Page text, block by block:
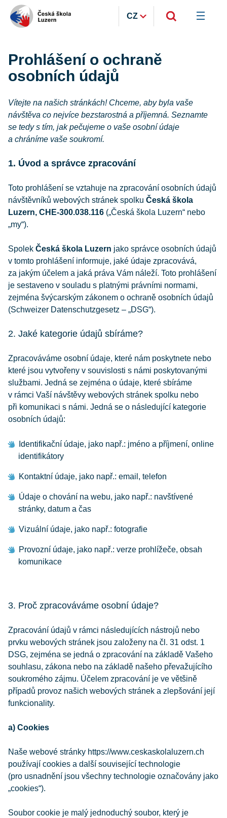
CZ
Prohlášení o ochraně
osobních údajů
Vítejte na našich stránkách! Chceme, aby byla vaše
návštěva co nejvíce bezstarostná a příjemná. Seznamte
se tedy s tím, jak pečujeme o vaše osobní údaje
a chráníme vaše soukromí.
1. Úvod a správce zpracování
Toto prohlášení se vztahuje na zpracování osobních údajů
návštěvníků webových stránek spolku Česká škola
Luzern, CHE-300.038.116 („Česká škola Luzern“ nebo
„my“).
Spolek Česká škola Luzern jako správce osobních údajů
v tomto prohlášení informuje, jaké údaje zpracovává,
za jakým účelem a jaká práva Vám náleží. Toto prohlášení
je sestaveno v souladu s platnými právními normami,
zejména švýcarským zákonem o ochraně osobních údajů
(Schweizer Datenschutzgesetz – „DSG“).
2. Jaké kategorie údajů sbíráme?
Zpracováváme osobní údaje, které nám poskytnete nebo
které jsou vytvořeny v souvislosti s námi poskytovanými
službami. Jedná se zejména o údaje, které sbíráme
v rámci Vaší návštěvy webových stránek spolku nebo
při komunikaci s námi. Jedná se o následující kategorie
osobních údajů:
Identifikační údaje, jako např.: jméno a příjmení, online
identifikátory
Kontaktní údaje, jako např.: email, telefon
Údaje o chování na webu, jako např.: navštívené
stránky, datum a čas
Vizuální údaje, jako např.: fotografie
Provozní údaje, jako např.: verze prohlížeče, obsah
komunikace
3. Proč zpracováváme osobní údaje?
Zpracování údajů v rámci následujících nástrojů nebo
prvku webových stránek jsou založeny na čl. 31 odst. 1
DSG, zejména se jedná o zpracování na základě Vašeho
souhlasu, zákona nebo na základě našeho převažujícího
soukromého zájmu. Účelem zpracování je ve většině
případů provoz našich webových stránek a zlepšování její
funkcionality.
a) Cookies
Naše webové stránky https://www.ceskaskolaluzern.ch
používají cookies a další související technologie
(pro usnadnění jsou všechny technologie označovány jako
„cookies“).
Soubor cookie je malý jednoduchý soubor, který je